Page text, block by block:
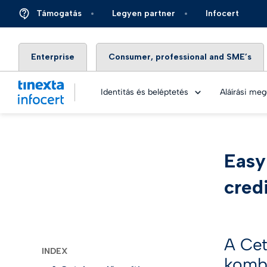
Támogatás Legyen partner Infocert
Enterprise Consumer, professional and SME’s
Identitás és beléptetés
Top –
Legjobb
Aláírási
INDEX
A